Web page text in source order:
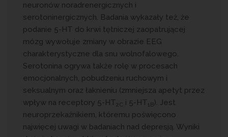
neuronów noradrenergicznych i
serotoninergicznych. Badania wykazały też, że
podanie 5-HT do krwi tętniczej zaopatrującej
mózg wywołuje zmiany w obrazie EEG
charakterystyczne dla snu wolnofalowego.
Serotonina ogrywa także rolę w procesach
emocjonalnych, pobudzeniu ruchowym i
seksualnym oraz łaknieniu (zmniejsza apetyt przez
wpływ na receptory 5-HT2C i 5-HT1B). Jest
neuroprzekaźnikiem, któremu poświęcono
najwięcej uwagi w badaniach nad depresją. Wyniki